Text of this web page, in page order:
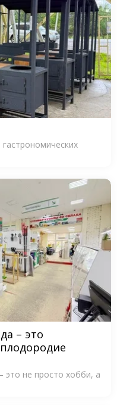
– это
это не просто хобби, а